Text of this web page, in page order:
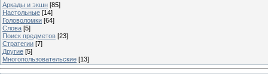
Аркады и экшн [85]
Настольные [14]
Головоломки [64]
Слова [5]
Поиск предметов [23]
Стратегии [7]
Другие [5]
Многопользовательские [13]